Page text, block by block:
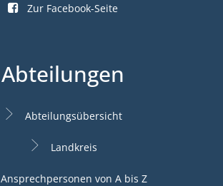
Zur Facebook-Seite
Abteilungen
Abteilungsübersicht
Landkreis
Ansprechpersonen von A bis Z